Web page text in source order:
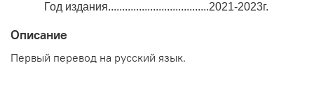
Год издания....................................2021-2023г.
Описание
Первый перевод на русский язык.